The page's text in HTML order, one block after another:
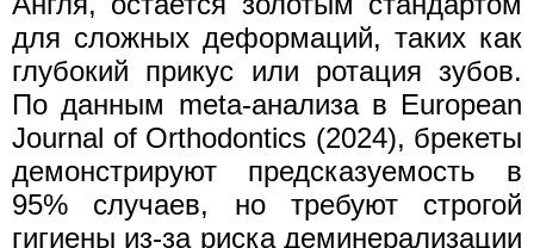
для сложных деформаций, таких как
глубокий прикус или ротация зубов.
По данным meta-анализа в European
Journal of Orthodontics (2024), брекеты
демонстрируют предсказуемость в
95% случаев, но требуют строгой
гигиены из-за риска деминерализации